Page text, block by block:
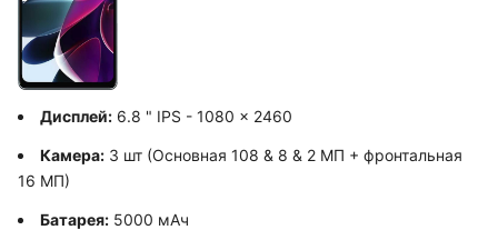
Дисплей: 6.8 " IPS - 1080 x 2460
Камера: 3 шт (Основная 108 & 8 & 2 МП + фронтальная
16 МП)
Батарея: 5000 мАч